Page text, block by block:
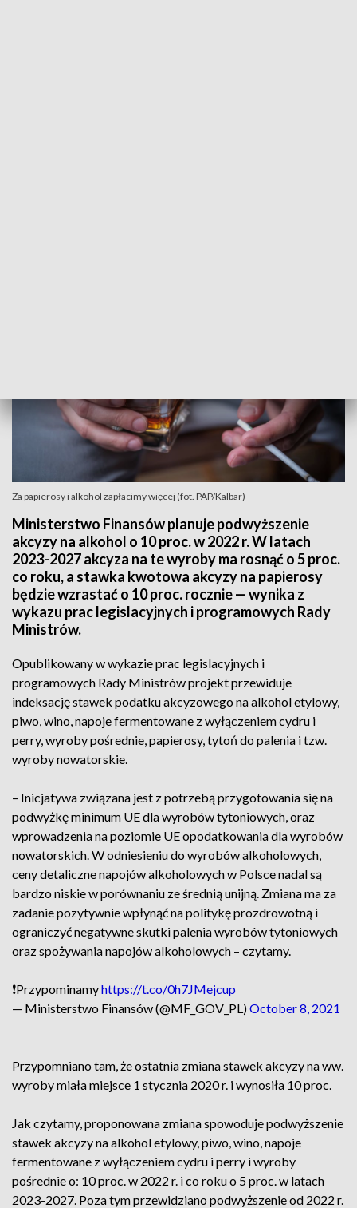
Za papierosy i alkohol zapłacimy więcej (fot. PAP/Kalbar)
Ministerstwo Finansów planuje podwyższenie
akcyzy na alkohol o 10 proc. w 2022 r. W latach
2023-2027 akcyza na te wyroby ma rosnąć o 5 proc.
co roku, a stawka kwotowa akcyzy na papierosy
będzie wzrastać o 10 proc. rocznie — wynika z
wykazu prac legislacyjnych i programowych Rady
Ministrów.
Opublikowany w wykazie prac legislacyjnych i
programowych Rady Ministrów projekt przewiduje
indeksację stawek podatku akcyzowego na alkohol etylowy,
piwo, wino, napoje fermentowane z wyłączeniem cydru i
perry, wyroby pośrednie, papierosy, tytoń do palenia i tzw.
wyroby nowatorskie.
– Inicjatywa związana jest z potrzebą przygotowania się na
podwyżkę minimum UE dla wyrobów tytoniowych, oraz
wprowadzenia na poziomie UE opodatkowania dla wyrobów
nowatorskich. W odniesieniu do wyrobów alkoholowych,
ceny detaliczne napojów alkoholowych w Polsce nadal są
bardzo niskie w porównaniu ze średnią unijną. Zmiana ma za
zadanie pozytywnie wpłynąć na politykę prozdrowotną i
ograniczyć negatywne skutki palenia wyrobów tytoniowych
oraz spożywania napojów alkoholowych – czytamy.
❗Przypominamyhttps://t.co/0h7JMejcup
— Ministerstwo Finansów (@MF_GOV_PL)October 8, 2021
Przypomniano tam, że ostatnia zmiana stawek akcyzy na ww.
wyroby miała miejsce 1 stycznia 2020 r. i wynosiła 10 proc.
Jak czytamy, proponowana zmiana spowoduje podwyższenie
stawek akcyzy na alkohol etylowy, piwo, wino, napoje
fermentowane z wyłączeniem cydru i perry i wyroby
pośrednie o: 10 proc. w 2022 r. i co roku o 5 proc. w latach
2023-2027. Poza tym przewidziano podwyższenie od 2022 r.